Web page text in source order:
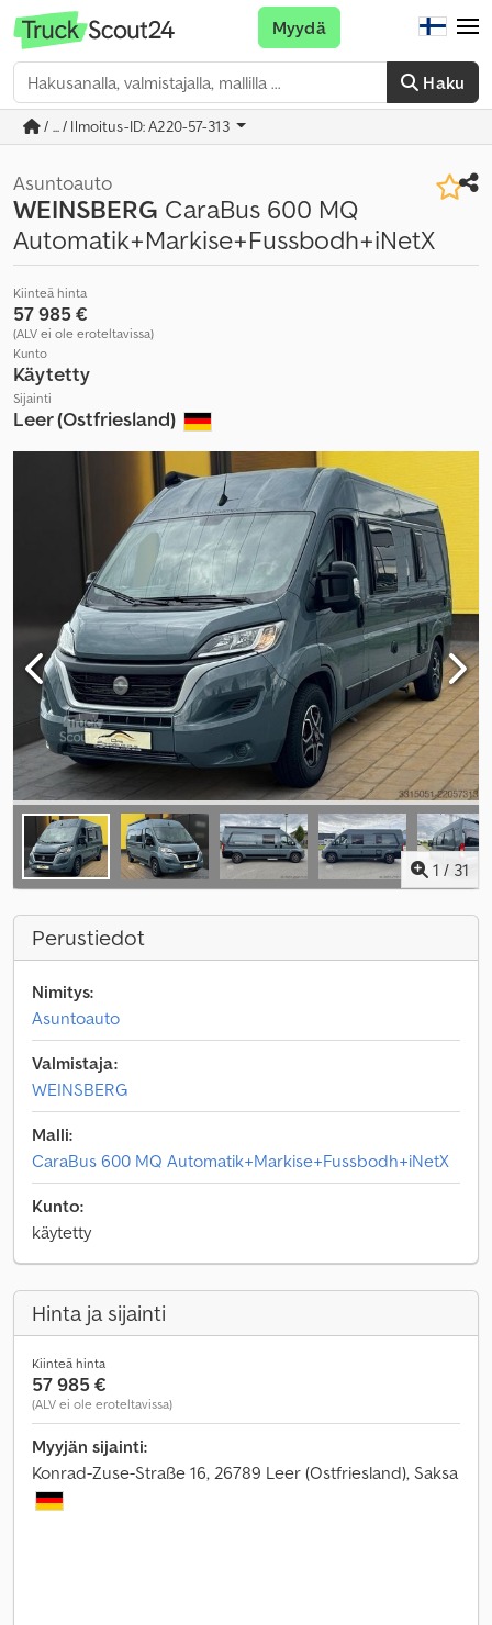
Haku
Myydä
/ ... / Ilmoitus-ID: A220-57-313
Asuntoauto
WEINSBERG CaraBus 600 MQ
Automatik+Markise+Fussbodh+iNetX
Kiinteä hinta
57 985 €
(ALV ei ole eroteltavissa)
Kunto
Käytetty
Sijainti
Leer (Ostfriesland)
1 / 31
Perustiedot
Nimitys:
Asuntoauto
Valmistaja:
WEINSBERG
Malli:
CaraBus 600 MQ Automatik+Markise+Fussbodh+iNetX
Kunto:
käytetty
Hinta ja sijainti
Kiinteä hinta
57 985 €
(ALV ei ole eroteltavissa)
Myyjän sijainti:
Konrad-Zuse-Straße 16, 26789 Leer (Ostfriesland), Saksa